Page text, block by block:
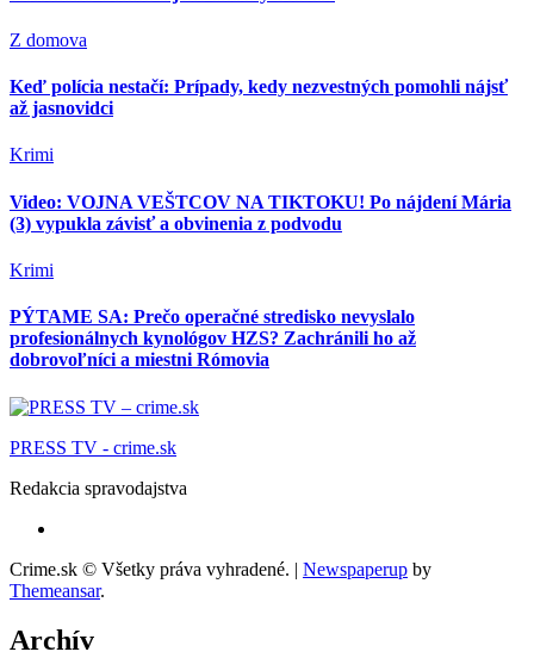
Z domova
Keď polícia nestačí: Prípady, kedy nezvestných pomohli nájsť
až jasnovidci
Krimi
Video: VOJNA VEŠTCOV NA TIKTOKU! Po nájdení Mária
(3) vypukla závisť a obvinenia z podvodu
Krimi
PÝTAME SA: Prečo operačné stredisko nevyslalo
profesionálnych kynológov HZS? Zachránili ho až
dobrovoľníci a miestni Rómovia
PRESS TV - crime.sk
Redakcia spravodajstva
Crime.sk © Všetky práva vyhradené. | Newspaperup by
Themeansar.
Archív